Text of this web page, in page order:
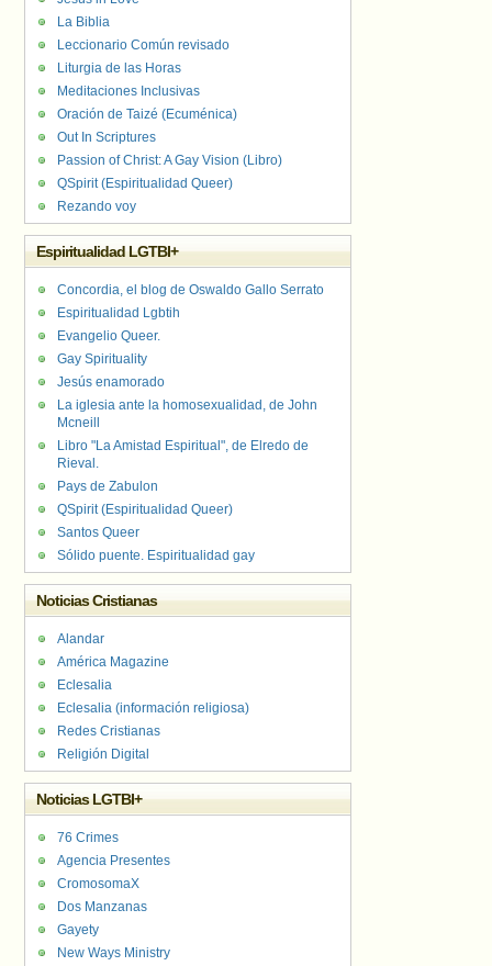
La Biblia
Leccionario Común revisado
Liturgia de las Horas
Meditaciones Inclusivas
Oración de Taizé (Ecuménica)
Out In Scriptures
Passion of Christ: A Gay Vision (Libro)
QSpirit (Espiritualidad Queer)
Rezando voy
Espiritualidad LGTBI+
Concordia, el blog de Oswaldo Gallo Serrato
Espiritualidad Lgbtih
Evangelio Queer.
Gay Spirituality
Jesús enamorado
La iglesia ante la homosexualidad, de John
Mcneill
Libro "La Amistad Espiritual", de Elredo de
Rieval.
Pays de Zabulon
QSpirit (Espiritualidad Queer)
Santos Queer
Sólido puente. Espiritualidad gay
Noticias Cristianas
Alandar
América Magazine
Eclesalia
Eclesalia (información religiosa)
Redes Cristianas
Religión Digital
Noticias LGTBI+
76 Crimes
Agencia Presentes
CromosomaX
Dos Manzanas
Gayety
New Ways Ministry